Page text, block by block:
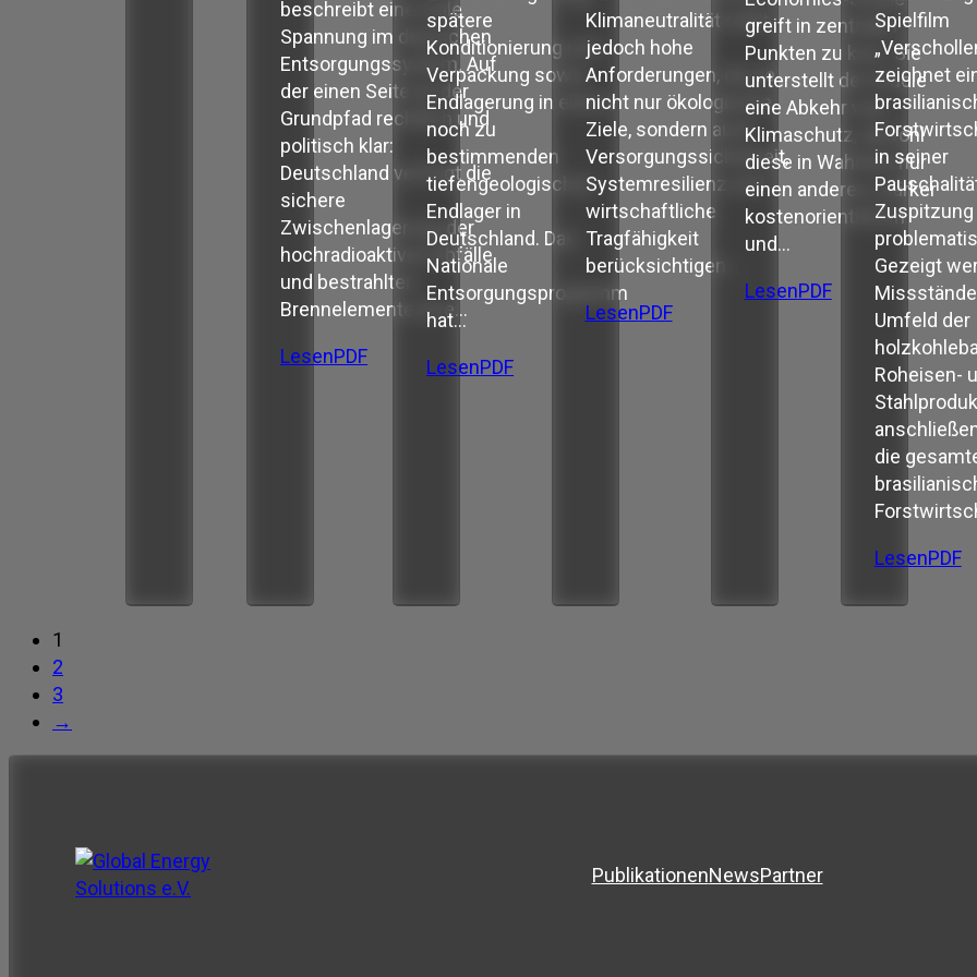
beschreibt eine reale
Spannung im deutschen
Entsorgungssystem. Auf
der einen Seite ist der
Grundpfad rechtlich und
politisch klar:
Deutschland verfolgt die
sichere
Zwischenlagerung der
hochradioaktiven Abfälle
und bestrahlten
Brennelemente, ihre…
LesenPDF
spätere
Konditionierung und
Verpackung sowie
Endlagerung in einem
noch zu
bestimmenden
tiefengeologischen
Endlager in
Deutschland. Das
Nationale
Entsorgungsprogramm
hat…
LesenPDF
Klimaneutralität stellt
jedoch hohe
Anforderungen, da sie
nicht nur ökologische
Ziele, sondern auch
Versorgungssicherheit,
Systemresilienz und
wirtschaftliche
Tragfähigkeit
berücksichtigen…
LesenPDF
greift in zentralen
Punkten zu kurz. Sie
unterstellt der Studie
eine Abkehr vom
Klimaschutz, obwohl
diese in Wahrheit nur
einen anderen, stärker
kostenorientierten
und…
LesenPDF
Spielfilm
zeichnet
in seiner
Pauschalität
Zuspitzung
Gezeigt
Missstände
Umfeld der
Roheisen-
die
LesenPDF
1
2
3
→
PublikationenNewsPartner